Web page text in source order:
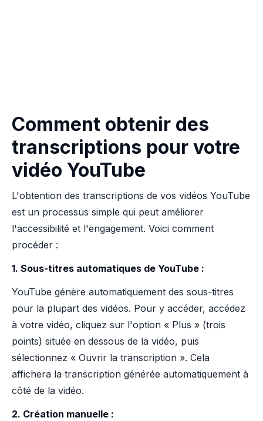
Comment obtenir des
transcriptions pour votre
vidéo YouTube
L'obtention des transcriptions de vos vidéos YouTube
est un processus simple qui peut améliorer
l'accessibilité et l'engagement. Voici comment
procéder :
1. Sous-titres automatiques de YouTube :
YouTube génère automatiquement des sous-titres
pour la plupart des vidéos. Pour y accéder, accédez
à votre vidéo, cliquez sur l'option « Plus » (trois
points) située en dessous de la vidéo, puis
sélectionnez « Ouvrir la transcription ». Cela
affichera la transcription générée automatiquement à
côté de la vidéo.
2. Création manuelle :